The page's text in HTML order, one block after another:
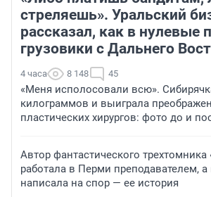
стреляешь». Уральский
рассказал, как в нулевые
грузовики с Дальнего
4 часа 8 148 45
«Меня исполосовали всю».
килограммов и выиграла
пластических хирургов: фото до и
Автор фантастического трехтомника
работала в Перми преподавателем, а
написала на спор — ее история